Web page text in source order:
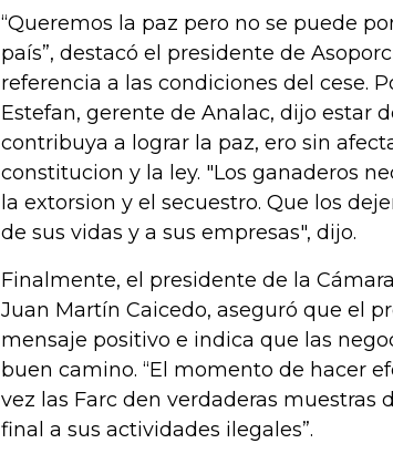
“Queremos la paz pero no se puede
país”, destacó el presidente de
referencia a las condiciones del cese.
Estefan, gerente de Analac, dijo estar
contribuya a lograr la paz, ero sin
constitucion y la ley. "Los ganaderos
la extorsion y el secuestro. Que los
de sus vidas y a sus empresas", dijo.
Finalmente, el presidente de la
Juan Martín Caicedo, aseguró que el
mensaje positivo e indica que las
buen camino. “El momento de hacer
vez las Farc den verdaderas muestras
final a sus actividades ilegales”.